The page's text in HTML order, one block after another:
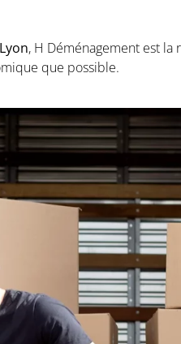
, H Déménagement est la
que possible.